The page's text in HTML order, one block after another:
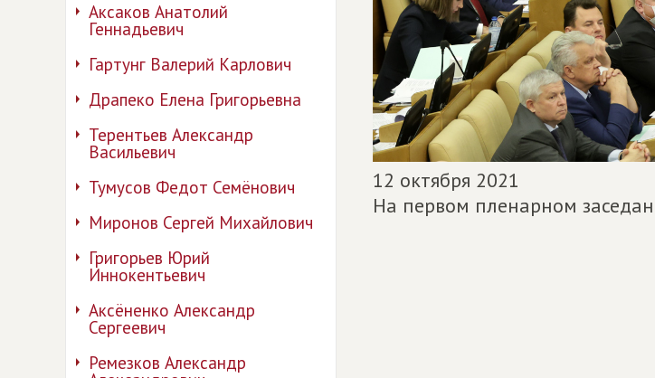
Аксаков Анатолий
Геннадьевич
Гартунг Валерий Карлович
Драпеко Елена Григорьевна
Терентьев Александр
Васильевич
Тумусов Федот Семёнович
Миронов Сергей Михайлович
Григорьев Юрий
Иннокентьевич
Аксёненко Александр
Сергеевич
Ремезков Александр
12 октября 2021
На первом пленарном